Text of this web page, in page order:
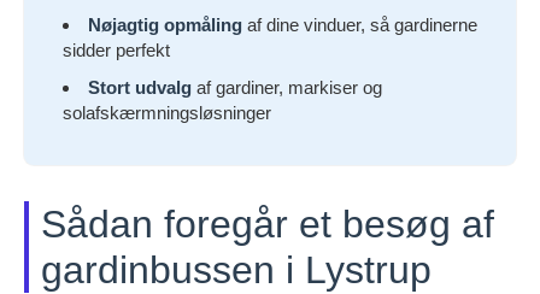
Nøjagtig opmåling af dine vinduer, så gardinerne
sidder perfekt
Stort udvalg af gardiner, markiser og
solafskærmningsløsninger
Sådan foregår et besøg af
gardinbussen i Lystrup